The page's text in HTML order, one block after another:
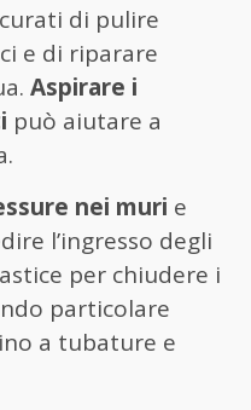
di pulire
e di riparare
Aspirare i
può aiutare a
nei muri e
l’ingresso degli
per chiudere i
particolare
a tubature e